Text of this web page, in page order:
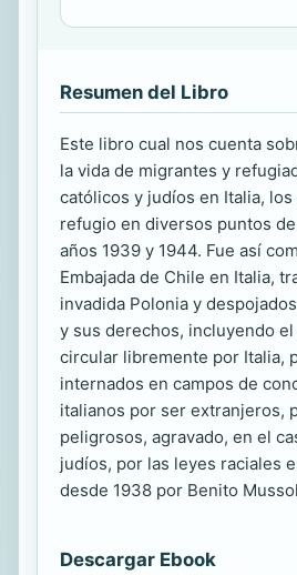
Resumen del Libro
Este libro cual nos cuenta
la vida de migrantes y
católicos y judíos en Italia,
refugio en diversos puntos
años 1939 y 1944. Fue así
Embajada de Chile en Italia,
invadida Polonia y
y sus derechos, incluyendo
circular libremente por Italia,
internados en campos de
italianos por ser extranjeros,
peligrosos, agravado, en el
judíos, por las leyes raciales
desde 1938 por Benito
Descargar Ebook